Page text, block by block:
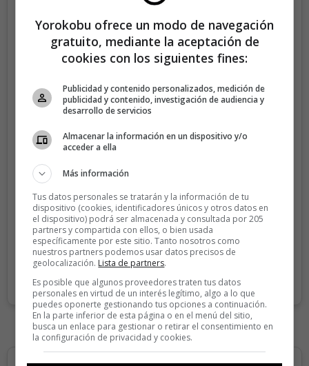
35€/año
Recibe 4 números de la revista Yorokobu.
Accede al contenido exclusivo de Yorokobu.
Recibe newsletters con contenido exclusivo para
Sin compromiso de permanencia. Recibe en casa los
cuatro números que publicamos cada año.
Precio para la península y Baleares.
SUSCRIBIRME
Yorokobu ofrece un modo de navegación
gratuito, mediante la aceptación de
cookies con los siguientes fines:
Publicidad y contenido personalizados, medición de
publicidad y contenido, investigación de audiencia y
desarrollo de servicios
Almacenar la información en un dispositivo y/o
acceder a ella
Más información
Tus datos personales se tratarán y la información de tu
dispositivo (cookies, identificadores únicos y otros datos en
el dispositivo) podrá ser almacenada y consultada por 205
partners y compartida con ellos, o bien usada
específicamente por este sitio. Tanto nosotros como
nuestros partners podemos usar datos precisos de
geolocalización. Lista de partners.
Es posible que algunos proveedores traten tus datos
personales en virtud de un interés legítimo, algo a lo que
puedes oponerte gestionando tus opciones a continuación.
En la parte inferior de esta página o en el menú del sitio,
busca un enlace para gestionar o retirar el consentimiento en
la configuración de privacidad y cookies.